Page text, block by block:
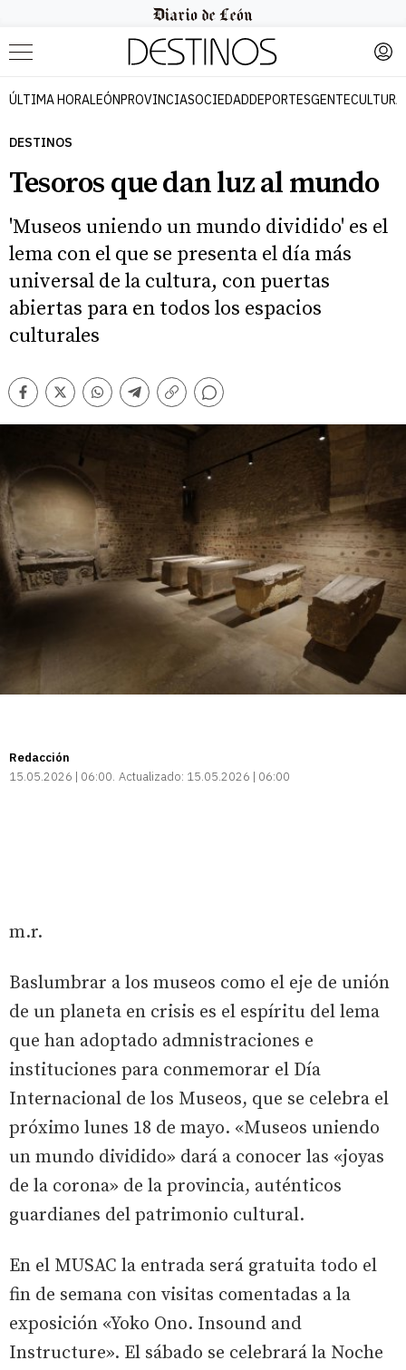
Menú
ÚLTIMA HORALEÓNPROVINCIASOCIEDADDEPORTESGENTECULTURA
DESTINOS
Tesoros que dan luz al mundo
'Museos uniendo un mundo dividido' es el
lema con el que se presenta el día más
universal de la cultura, con puertas
abiertas para en todos los espacios
culturales
Facebook
TwitterWhatsappTelegram
Copiar
Comentarios
Redacción
15.05.2026 | 06:00 Actualizado: 15.05.2026 | 06:00
m.r.
Baslumbrar a los museos como el eje de unión
de un planeta en crisis es el espíritu del lema
que han adoptado admnistraciones e
instituciones para conmemorar el Día
Internacional de los Museos, que se celebra el
próximo lunes 18 de mayo. «Museos uniendo
un mundo dividido» dará a conocer las «joyas
de la corona» de la provincia, auténticos
guardianes del patrimonio cultural.
En el MUSAC la entrada será gratuita todo el
fin de semana con visitas comentadas a la
exposición «Yoko Ono. Insound and
Instructure». El sábado se celebrará la Noche